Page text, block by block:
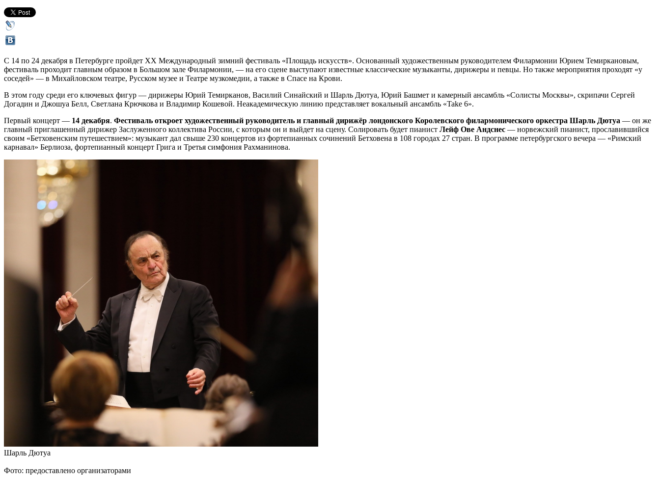
С 14 по 24 декабря в Петербурге пройдет ХХ Международный зимний фестиваль «Площадь искусств». Основанный художественным руководителем Филармонии Юрием Темиркановым,
фестиваль проходит главным образом в Большом зале Филармонии, — на его сцене выступают известные классические музыканты, дирижеры и певцы. Но также мероприятия проходят «у
соседей» — в Михайловском театре, Русском музее и Театре музкомедии, а также в Спасе на Крови.
В этом году среди его ключевых фигур — дирижеры Юрий Темирканов, Василий Синайский и Шарль Дютуа, Юрий Башмет и камерный ансамбль «Солисты Москвы», скрипачи Сергей
Догадин и Джошуа Белл, Светлана Крючкова и Владимир Кошевой. Неакадемическую линию представляет вокальный ансамбль «Take 6».
Первый концерт — 14 декабря. Фестиваль откроет художественный руководитель и главный дирижёр лондонского Королевского филармонического оркестра Шарль Дютуа — он же
главный приглашенный дирижер Заслуженного коллектива России, с которым он и выйдет на сцену. Солировать будет пианист Лейф Ове Андснес — норвежский пианист, прославившийся
своим «Бетховенским путешествием»: музыкант дал свыше 230 концертов из фортепианных сочинений Бетховена в 108 городах 27 стран. В программе петербургского вечера — «Римский
карнавал» Берлиоза, фортепианный концерт Грига и Третья симфония Рахманинова.
Шарль Дютуа
Фото: предоставлено организаторами